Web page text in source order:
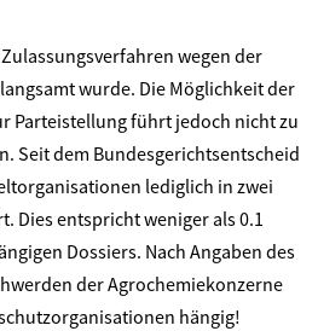
wegen der
wurde. Die Möglichkeit der
Parteistellung führt jedoch nicht zu
Seit dem Bundesgerichtsentscheid
lediglich in zwei
Dies entspricht weniger als 0.1
Dossiers. Nach Angaben des
der Agrochemiekonzerne
hängig!